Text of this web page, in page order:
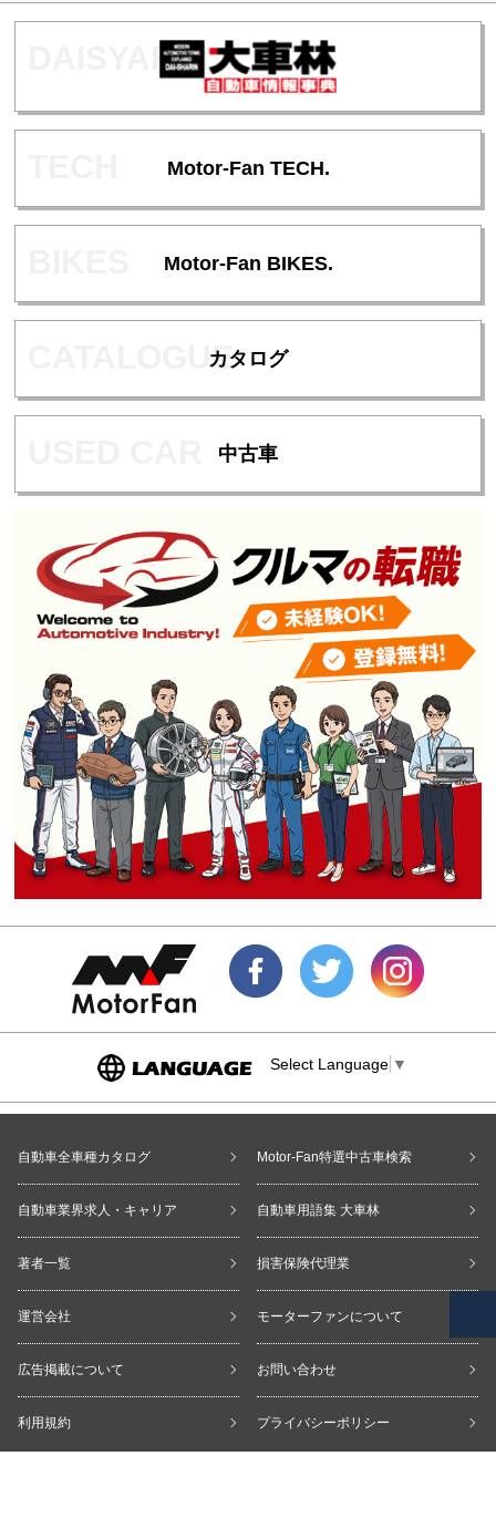
Motor-Fan TECH.
Motor-Fan BIKES.
カタログ
中古車
Select Language ▼
自動車全車種カタログ Motor-Fan特選中古車検索
自動車業界求人・キャリア 自動車用語集 大車林
著者一覧 損害保険代理業
運営会社 モーターファンについて
広告掲載について お問い合わせ
利用規約 プライバシーポリシー